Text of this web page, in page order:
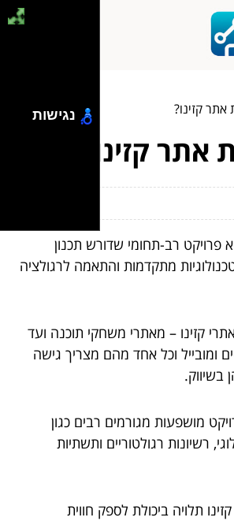
אתר קזינו?
אתר קזינו?
פרויקט רב-תחומי שדורש תכנון
מתקדמות והתאמה לרגולציה
קזינו – מאתרי משחקי תוכנה ועד
ומובייל וכל אחד מהם מצריך גישה
בשיווק.
מושפעות מגורמים רבים כגון
רשיונות רגולטוריים ותשתיות
תלויה ביכולת לספק חווית
נגישות